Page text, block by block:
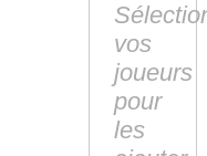
vos
joueurs
pour
les